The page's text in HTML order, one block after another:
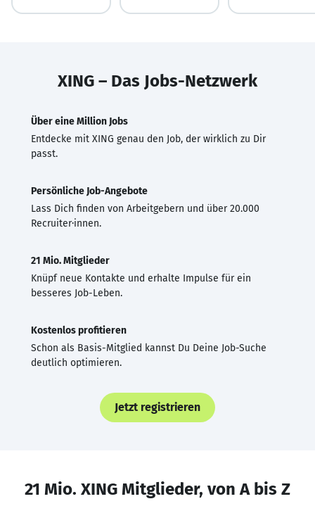
XING – Das Jobs-Netzwerk
Über eine Million Jobs
Entdecke mit XING genau den Job, der wirklich zu Dir
passt.
Persönliche Job-Angebote
Lass Dich finden von Arbeitgebern und über 20.000
Recruiter·innen.
21 Mio. Mitglieder
Knüpf neue Kontakte und erhalte Impulse für ein
besseres Job-Leben.
Kostenlos profitieren
Schon als Basis-Mitglied kannst Du Deine Job-Suche
deutlich optimieren.
Jetzt registrieren
21 Mio. XING Mitglieder, von A bis Z